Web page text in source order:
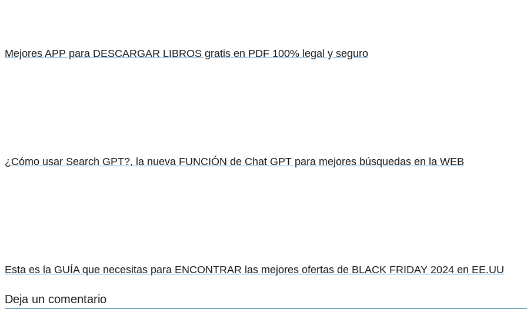
Mejores APP para DESCARGAR LIBROS gratis en PDF 100% legal y seguro
¿Cómo usar Search GPT?, la nueva FUNCIÓN de Chat GPT para mejores búsquedas en la WEB
Esta es la GUÍA que necesitas para ENCONTRAR las mejores ofertas de BLACK FRIDAY 2024 en EE.UU
Deja un comentario